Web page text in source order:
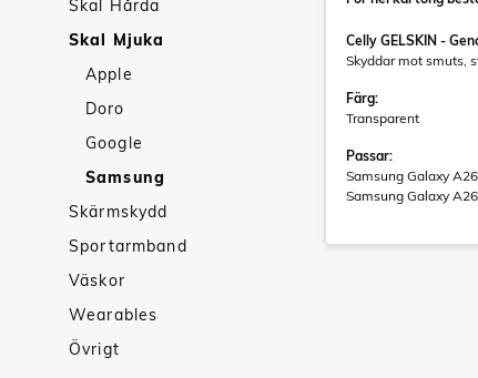
Skal Hårda
Skal Mjuka
Apple
Doro
Google
Samsung
Skärmskydd
Sportarmband
Väskor
Wearables
Övrigt
Celly GELSKIN -
Skyddar mot smuts,
Färg:
Transparent
Passar:
Samsung Galaxy
Samsung Galaxy